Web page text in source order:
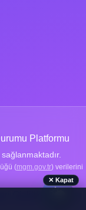
Platformu
(mgm.gov.tr) verilerini
🌤️
✕ Kapat